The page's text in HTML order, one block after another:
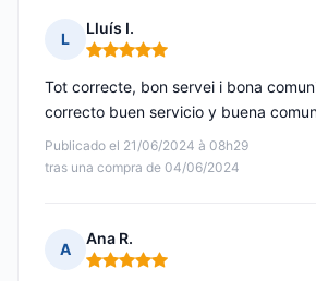
L
Lluís I.
Nota: 5 de 5
Publicado el 21/06/2024 à 08h29
tras una compra de 04/06/2024
Tot correcte, bon servei i bona
correcto buen servicio y buena
A
Ana R.
Nota: 5 de 5